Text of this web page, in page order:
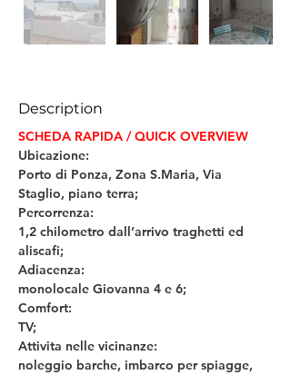
Description
SCHEDA RAPIDA / QUICK OVERVIEW
Ubicazione:
Porto di Ponza, Zona S.Maria, Via
Staglio, piano terra;
Percorrenza:
1,2 chilometro dall’arrivo traghetti ed
aliscafi;
Adiacenza:
monolocale Giovanna 4 e 6;
Comfort:
TV;
Attivita nelle vicinanze:
noleggio barche, imbarco per spiagge,